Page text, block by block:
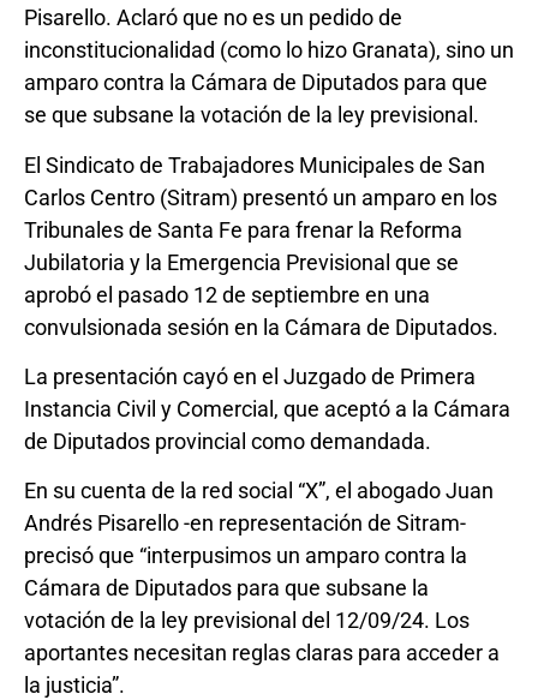
Pisarello. Aclaró que no es un pedido de
inconstitucionalidad (como lo hizo Granata), sino un
amparo contra la Cámara de Diputados para que
se que subsane la votación de la ley previsional.
El Sindicato de Trabajadores Municipales de San
Carlos Centro (Sitram) presentó un amparo en los
Tribunales de Santa Fe para frenar la Reforma
Jubilatoria y la Emergencia Previsional que se
aprobó el pasado 12 de septiembre en una
convulsionada sesión en la Cámara de Diputados.
La presentación cayó en el Juzgado de Primera
Instancia Civil y Comercial, que aceptó a la Cámara
de Diputados provincial como demandada.
En su cuenta de la red social “X”, el abogado Juan
Andrés Pisarello -en representación de Sitram-
precisó que “interpusimos un amparo contra la
Cámara de Diputados para que subsane la
votación de la ley previsional del 12/09/24. Los
aportantes necesitan reglas claras para acceder a
la justicia”.